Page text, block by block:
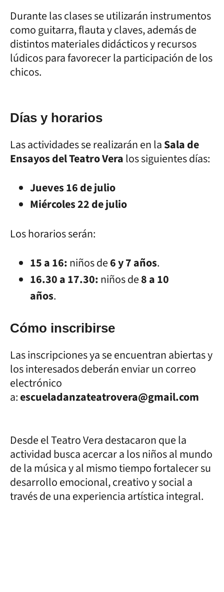
Durante las clases se utilizarán instrumentos
como guitarra, flauta y claves, además de
distintos materiales didácticos y recursos
lúdicos para favorecer la participación de los
chicos.
Días y horarios
Las actividades se realizarán en laSala de
Ensayos del Teatro Veralos siguientes días:
Jueves 16 de julio
Miércoles 22 de julio
Los horarios serán:
15 a 16:niños de6 y 7 años.
16.30 a 17.30:niños de8 a 10
años.
Cómo inscribirse
Las inscripciones ya se encuentran abiertas y
los interesados deberán enviar un correo
electrónico
a:escueladanzateatrovera@gmail.com
Desde el Teatro Vera destacaron que la
actividad busca acercar a los niños al mundo
de la música y al mismo tiempo fortalecer su
desarrollo emocional, creativo y social a
través de una experiencia artística integral.